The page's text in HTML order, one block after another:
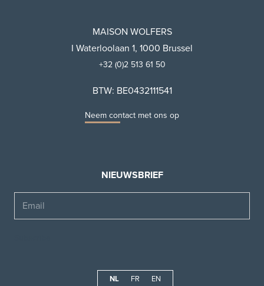
MAISON WOLFERS
I Waterloolaan 1, 1000 Brussel
+32 (0)2 513 61 50
BTW: BE0432111541
Neem contact met ons op
NIEUWSBRIEF
NL FR EN